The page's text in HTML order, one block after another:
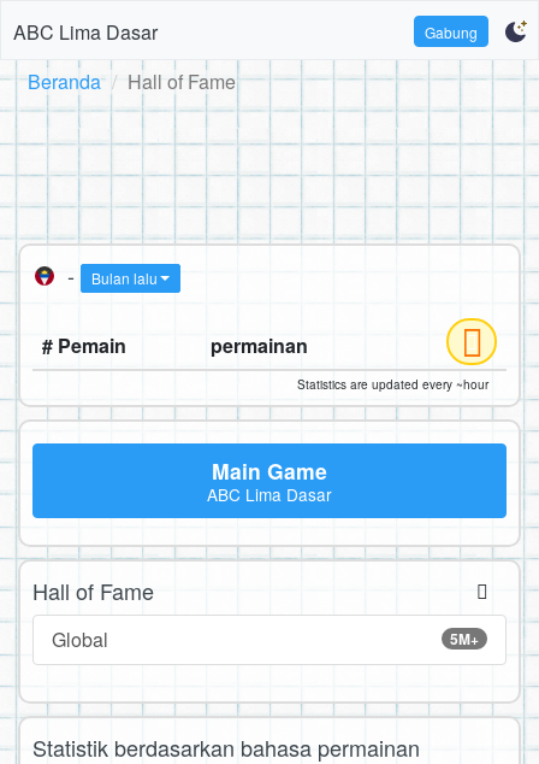
ABC Lima Dasar Gabung
Beranda Hall of Fame
- Bulan lalu
# Pemain permainan
Statistics are updated every ~hour
Main Game
ABC Lima Dasar
Hall of Fame
5M+
Global
Statistik berdasarkan bahasa permainan